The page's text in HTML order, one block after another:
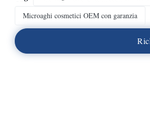
Microaghi cosmetici OEM con garanzia
Ric